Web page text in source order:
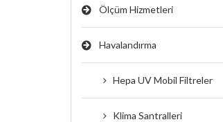
Ölçüm Hizmetleri
Havalandırma
Hepa UV Mobil Filtreler
Klima Santralleri